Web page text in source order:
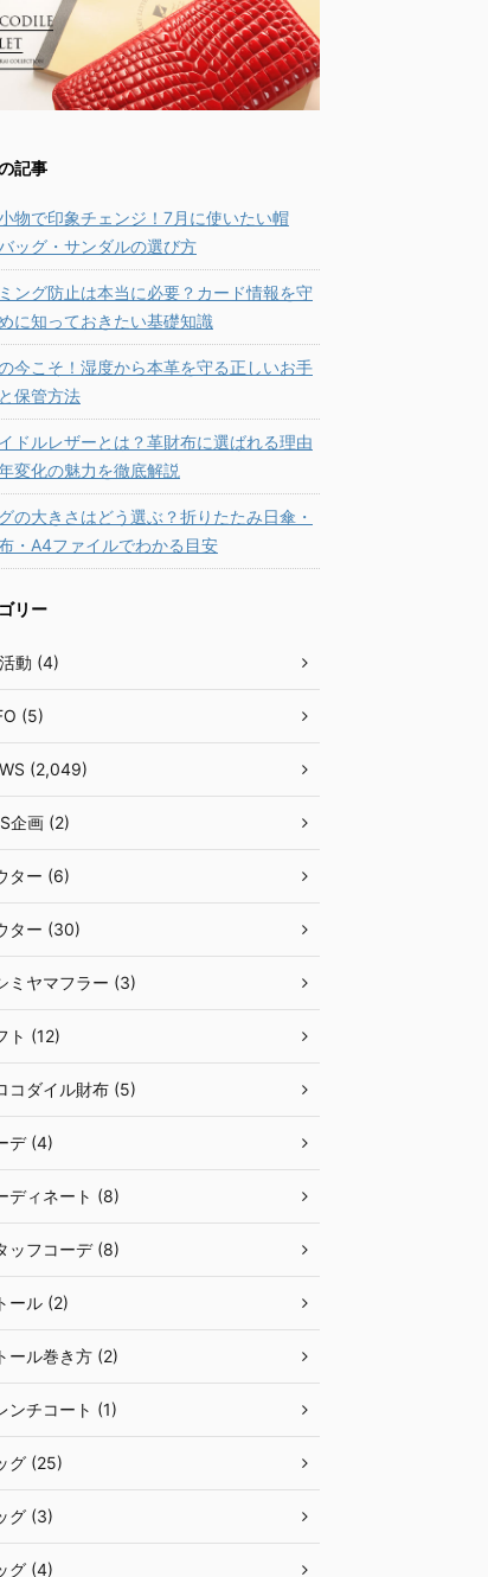
記事
物で印象チェンジ！7月に使いたい帽
ッグ・サンダルの選び方
ング防止は本当に必要？カード情報を守
に知っておきたい基礎知識
今こそ！湿度から本革を守る正しいお手
保管方法
ドルレザーとは？革財布に選ばれる理由
変化の魅力を徹底解説
の大きさはどう選ぶ？折りたたみ日傘・
・A4ファイルでわかる目安
リー
動 (4)
(5)
(2,049)
企画 (2)
ター (6)
ター (30)
ミヤマフラー (3)
ト (12)
コダイル財布 (5)
デ (4)
ディネート (8)
ッフコーデ (8)
ール (2)
ール巻き方 (2)
ンチコート (1)
グ (25)
グ (3)
グ (4)